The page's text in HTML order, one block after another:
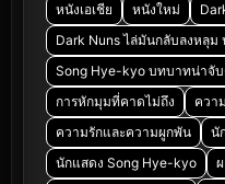
หนังเอเชีย
หนังใหม่
Dark Nuns ไล่มันกลับลงหลุม
Song Hye-kyo บทบาทน่าจั
การหักมุมที่คาดไม่ถึง
ควา
ความรักและความผูกพัน
นั
นักแสดง Song Hye-kyo